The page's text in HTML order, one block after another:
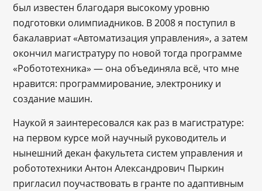
был известен благодаря высокому уровню
подготовки олимпиадников. В 2008 я поступил в
бакалавриат «Автоматизация управления», а затем
окончил магистратуру по новой тогда программе
«Робототехника» — она объединяла всё, что мне
нравится: программирование, электронику и
создание машин.
Наукой я заинтересовался как раз в магистратуре:
на первом курсе мой научный руководитель и
нынешний декан факультета систем управления и
робототехники Антон Александрович Пыркин
пригласил поучаствовать в гранте по адаптивным